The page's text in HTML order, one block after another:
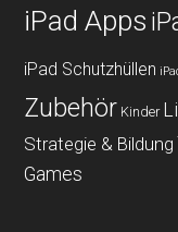
iPad Apps
iPad Schutzhüllen
Zubehör Kinder
Strategie & Bildung
Games